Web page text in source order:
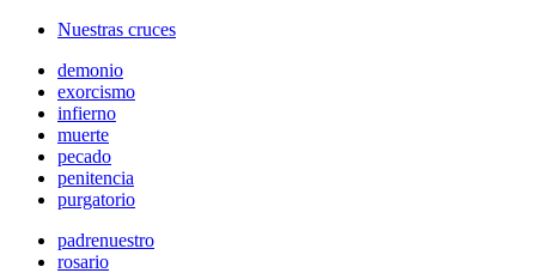
Nuestras cruces
demonio
exorcismo
infierno
muerte
pecado
penitencia
purgatorio
padrenuestro
rosario